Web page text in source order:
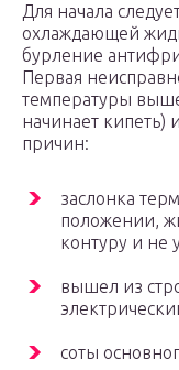
Для начала
охлаждающей
бурление
Первая
температуры
начинает кипеть)
причин:
заслонка
положении,
контуру и не
вышел из
соты